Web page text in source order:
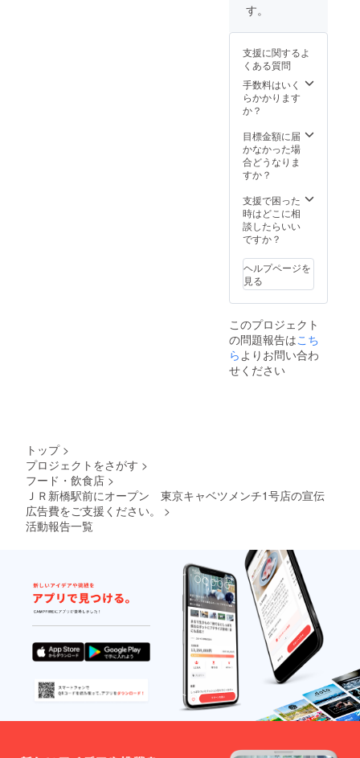
す。
支援に関するよ
くある質問
手数料はいく
らかかります
か？
目標金額に届
かなかった場
合どうなりま
すか？
支援で困った
時はどこに相
談したらいい
ですか？
ヘルプページを
見る
このプロジェクト
の問題報告はこち
らよりお問い合わ
せください
トップ >
プロジェクトをさがす >
フード・飲食店 >
ＪＲ新橋駅前にオープン 東京キャベツメンチ1号店の宣伝
広告費をご支援ください。
>
活動報告一覧